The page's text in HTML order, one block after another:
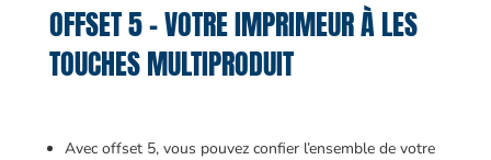
OFFSET 5 – VOTRE IMPRIMEUR À LES
TOUCHES MULTIPRODUIT
Avec offset 5, vous pouvez confier l’ensemble de votre